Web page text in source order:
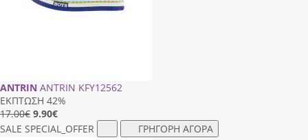
ANTRIN ANTRIN ΚFΥ12562
ΕΚΠΤΩΣΗ 42%
17.00€ 9.90€
SALE SPECIAL_OFFER ΓΡΗΓΟΡΗ ΑΓΟΡΑ